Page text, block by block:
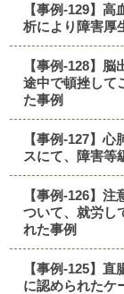
【事例-129】
析により障害厚
【事例-128】
途中で頓挫して
た事例
【事例-127】
スにて、障害等
【事例-126】
ついて、就労し
れた事例
【事例-125】
に認められたケ